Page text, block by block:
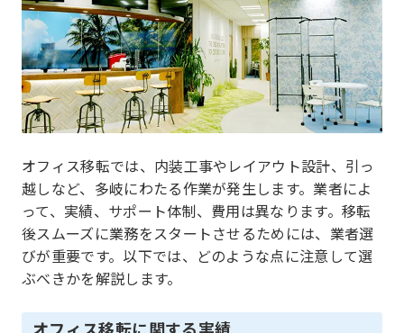
オフィス移転では、内装工事やレイアウト設計、引っ
越しなど、多岐にわたる作業が発生します。業者によ
って、実績、サポート体制、費用は異なります。移転
後スムーズに業務をスタートさせるためには、業者選
びが重要です。以下では、どのような点に注意して選
ぶべきかを解説します。